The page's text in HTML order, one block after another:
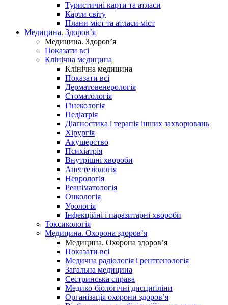
Туристичні карти та атласи
Карти світу
Плани міст та атласи міст
Медицина. Здоров’я
Медицина. Здоров’я
Показати всі
Клінічна медицина
Клінічна медицина
Показати всі
Дерматовенерологія
Стоматологія
Гінекологія
Педіатрія
Діагностика і терапія інших захворювань
Хірургія
Акушерство
Психіатрія
Внутрішні хвороби
Анестезіологія
Неврологія
Реаніматологія
Онкологія
Урологія
Інфекційні і паразитарні хвороби
Токсикологія
Медицина. Охорона здоров’я
Медицина. Охорона здоров’я
Показати всі
Медична радіологія і рентгенологія
Загальна медицина
Сестринська справа
Медико-біологічні дисципліни
Організація охорони здоров’я